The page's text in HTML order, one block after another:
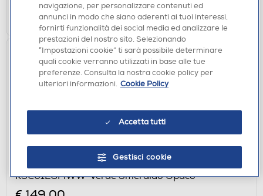
CERCA NEGOZIO
BILANCE CUCINA
SMEG - Bilancia da cucina Linea Collezione
KSC01EGMWW-Verde Smeraldo Opaco
navigazione, per personalizzare contenuti ed
annunci in modo che siano aderenti ai tuoi interessi,
fornirti funzionalità dei social media ed analizzare le
prestazioni del nostro sito. Selezionando
“Impostazioni cookie” ti sarà possibile determinare
quali cookie verranno utilizzati in base alle tue
preferenze. Consulta la nostra cookie policy per
ulteriori informazioni. Cookie Policy
Accetta tutti
Gestisci cookie